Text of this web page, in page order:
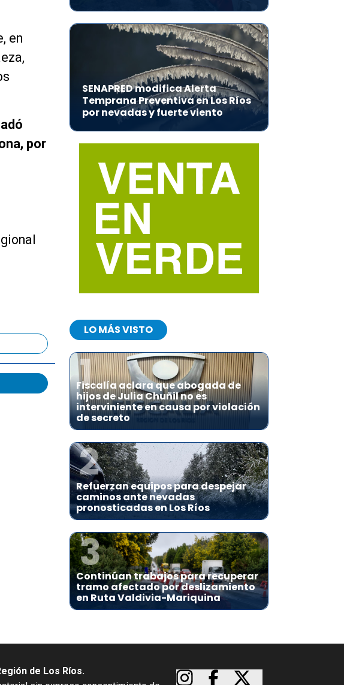
en
por
SENAPRED modifica Alerta
Temprana Preventiva en Los Ríos
por nevadas y fuerte viento
LO MÁS VISTO
1
Fiscalía aclara que abogada de
hijos de Julia Chuñil no es
interviniente en causa por violación
de secreto
2
Refuerzan equipos para despejar
caminos ante nevadas
pronosticadas en Los Ríos
3
Continúan trabajos para recuperar
tramo afectado por deslizamiento
en Ruta Valdivia-Mariquina
de Los Ríos.